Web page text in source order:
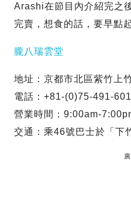
Arashi在節目內介紹完之
完賣，想食的話，要早點
朧八瑞雲堂
地址：京都市北區紫竹上
電話：+81-(0)75-491-
營業時間：9:00am-
交通：乘46號巴士於「下